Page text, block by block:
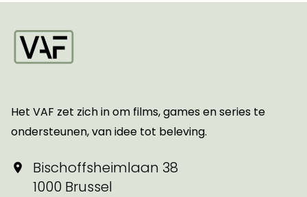
Het VAF zet zich in om films, games en series te
ondersteunen, van idee tot beleving.
Bischoffsheimlaan 38
1000 Brussel